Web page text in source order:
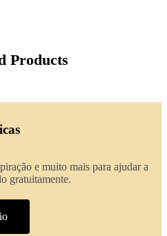
Products
e muito mais para ajudar a
gratuitamente.